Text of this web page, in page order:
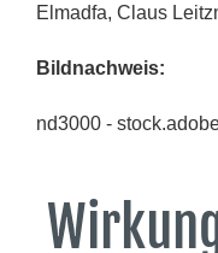
Elmadfa, Claus
Bildnachweis:
nd3000 -